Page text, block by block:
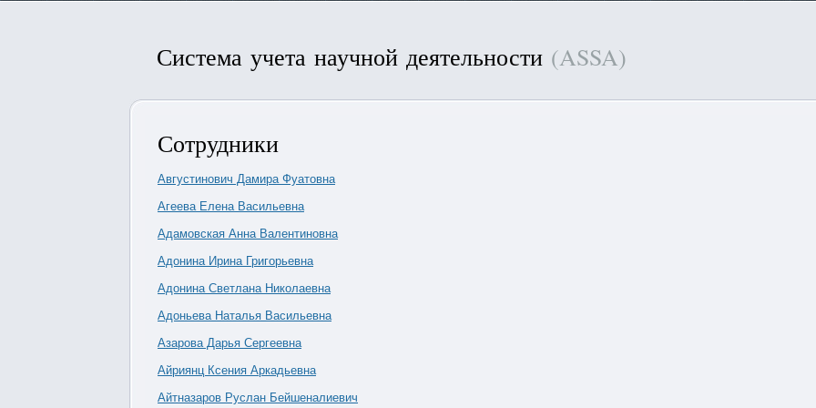
Система учета научной деятельности (ASSA)
Сотрудники
Августинович Дамира Фуатовна
Агеева Елена Васильевна
Адамовская Анна Валентиновна
Адонина Ирина Григорьевна
Адонина Светлана Николаевна
Адоньева Наталья Васильевна
Азарова Дарья Сергеевна
Айриянц Ксения Аркадьевна
Айтназаров Руслан Бейшеналиевич